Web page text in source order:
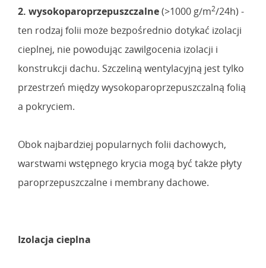
2. wysokoparoprzepuszczalne(>1000 g/m2/24h) -
ten rodzaj folii może bezpośrednio dotykać izolacji
cieplnej, nie powodując zawilgocenia izolacji i
konstrukcji dachu. Szczeliną wentylacyjną jest tylko
przestrzeń między wysokoparoprzepuszczalną folią
a pokryciem.
Obok najbardziej popularnych folii dachowych,
warstwami wstępnego krycia mogą być także płyty
paroprzepuszczalne i membrany dachowe.
Izolacja cieplna